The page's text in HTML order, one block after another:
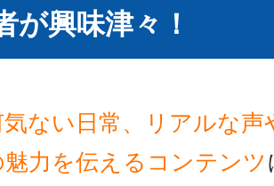
が興味津々！
ない日常、リアルな声
力を伝えるコンテンツ